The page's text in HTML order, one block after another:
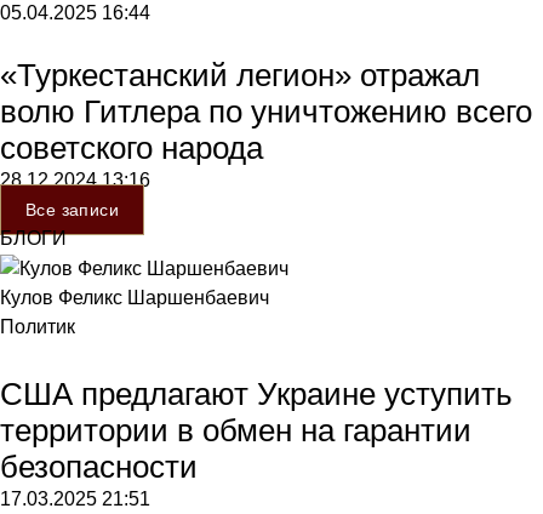
05.04.2025 16:44
«Туркестанский легион» отражал
волю Гитлера по уничтожению всего
советского народа
28.12.202413:16
Все записи
БЛОГИ
Кулов Феликс Шаршенбаевич
Политик
США предлагают Украине уступить
территории в обмен на гарантии
безопасности
17.03.2025 21:51